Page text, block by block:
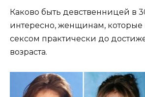
Каково быть девственницей в
интересно, женщинам, которые
сексом практически до
возраста.